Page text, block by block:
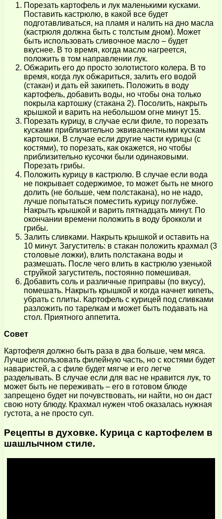
Порезать картофель и лук маленькими кусками.
Поставить кастрюлю, в какой все будет
подготавливаться, на пламя и налить на дно масла
(кастрюля должна быть с толстым дном). Может
быть использовать сливочное масло – будет
вкуснее. В то время, когда масло нагреется,
положить в том направлении лук.
Обжарить его до просто золотистого колера. В то
время, когда лук обжариться, залить его водой
(стакан) и дать ей закипеть. Положить в воду
картофель, добавить воды, но чтобы она только
покрыла картошку (стакана 2). Посолить, накрыть
крышкой и варить на небольшом огне минут 15.
Порезать курицу, в случае если филе, то порезать
кусками приблизительно эквивалентными кускам
картошки. В случае если другие части курицы (с
костями), то порезать, как окажется, но чтобы
приблизительно кусочки были одинаковыми.
Порезать грибы.
Положить курицу в кастрюлю. В случае если вода
не покрывает содержимое, то может быть не много
долить (не больше, чем полстакана), но не надо,
лучше попытаться поместить курицу поглубже.
Накрыть крышкой и варить пятнадцать минут. По
окончании времени положить в воду брокколи и
грибы.
Залить сливками. Накрыть крышкой и оставить на
10 минут. Загуститель: в стакан положить крахмал (3
столовые ложки), влить полстакана воды и
размешать. После чего влить в кастрюлю узенькой
струйкой загуститель, постоянно помешивая.
Добавить соль и различные приправы (по вкусу),
помешать. Накрыть крышкой и когда начнет кипеть,
убрать с плиты. Картофель с курицей под сливками
разложить по тарелкам и может быть подавать на
стол. Приятного аппетита.
Совет
Картофеля должно быть раза в два больше, чем мяса.
Лучше использовать филейную часть, но с костями будет
наваристей, а с филе будет мягче и его легче
разделывать. В случае если для вас не нравится лук, то
может быть не переживать – его в готовом блюде
запрещено будет ни почувствовать, ни найти, но он даст
свою ноту блюду. Крахмал нужен чтоб оказалась нужная
густота, а не просто суп.
Рецепты в духовке. Курица с картофелем в
шашлычном стиле.